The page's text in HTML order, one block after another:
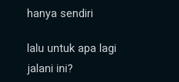
hanya sendiri
lalu untuk apa lagi
jalani ini?